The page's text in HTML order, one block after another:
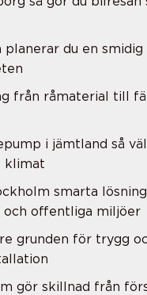
planerar du en
från råmaterial till
i jämtland så
klimat
smarta
offentliga miljöer
grunden för trygg
gör skillnad från